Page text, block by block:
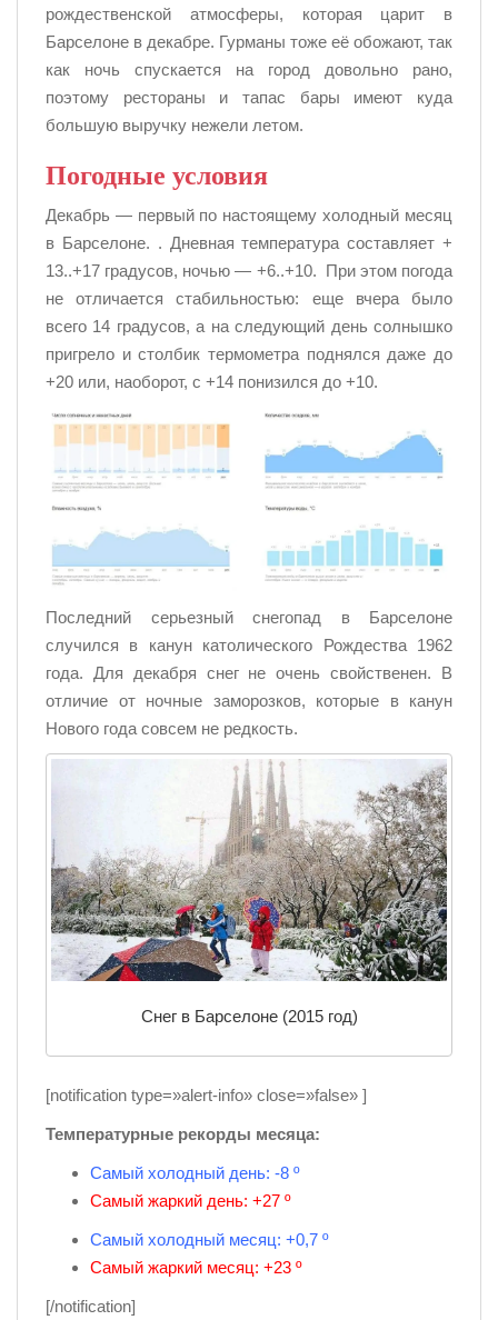
рождественской атмосферы, которая царит в
Барселоне в декабре. Гурманы тоже её обожают, так
как ночь спускается на город довольно рано,
поэтому рестораны и тапас бары имеют куда
большую выручку нежели летом.
Погодные условия
Декабрь — первый по настоящему холодный месяц
в Барселоне. . Дневная температура составляет +
13..+17 градусов, ночью — +6..+10. При этом погода
не отличается стабильностью: еще вчера было
всего 14 градусов, а на следующий день солнышко
пригрело и столбик термометра поднялся даже до
+20 или, наоборот, с +14 понизился до +10.
Последний серьезный снегопад в Барселоне
случился в канун католического Рождества 1962
года. Для декабря снег не очень свойственен. В
отличие от ночные заморозков, которые в канун
Нового года совсем не редкость.
Снег в Барселоне (2015 год)
[notification type=»alert-info» close=»false» ]
Температурные рекорды месяца:
Самый холодный день: -8 º
Самый жаркий день: +27 º
Самый холодный месяц: +0,7 º
Самый жаркий месяц: +23 º
[/notification]